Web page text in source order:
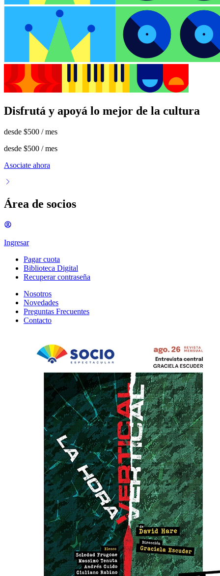
Disfrutá y apoyá lo mejor de la cultura
desde $500 / mes
desde $500 / mes
Asociate ahora
Área de socios
Ingresar
Pagar cuota
Biblioteca Digital
Recuperar contraseña
Nosotros
Novedades
Preguntas Frecuentes
Contacto